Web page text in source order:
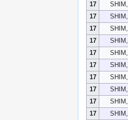
17
17
17
17
17
17
17
17
17
17